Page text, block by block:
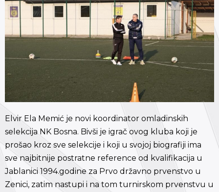
Elvir Ela Memić je novi koordinator omladinskih
selekcija NK Bosna. Bivši je igrač ovog kluba koji je
prošao kroz sve selekcije i koji u svojoj biografiji ima
sve najbitnije postratne reference od kvalifikacija u
Jablanici 1994.godine za Prvo državno prvenstvo u
Zenici, zatim nastupi i na tom turnirskom prvenstvu u